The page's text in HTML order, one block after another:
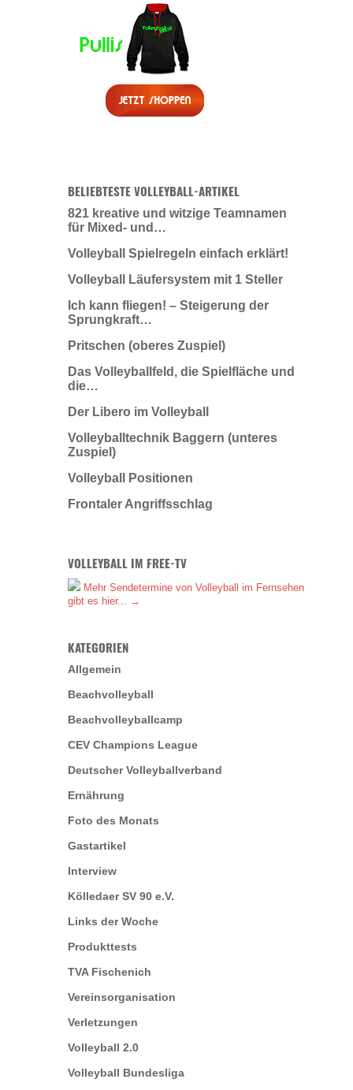
BELIEBTESTE VOLLEYBALL-ARTIKEL
821 kreative und witzige Teamnamen
für Mixed- und…
Volleyball Spielregeln einfach erklärt!
Volleyball Läufersystem mit 1 Steller
Ich kann fliegen! – Steigerung der
Sprungkraft…
Pritschen (oberes Zuspiel)
Das Volleyballfeld, die Spielfläche und
die…
Der Libero im Volleyball
Volleyballtechnik Baggern (unteres
Zuspiel)
Volleyball Positionen
Frontaler Angriffsschlag
VOLLEYBALL IM FREE-TV
Mehr Sendetermine von Volleyball im Fernsehen
gibt es hier... →
KATEGORIEN
Allgemein
Beachvolleyball
Beachvolleyballcamp
CEV Champions League
Deutscher Volleyballverband
Ernährung
Foto des Monats
Gastartikel
Interview
Kölledaer SV 90 e.V.
Links der Woche
Produkttests
TVA Fischenich
Vereinsorganisation
Verletzungen
Volleyball 2.0
Volleyball Bundesliga